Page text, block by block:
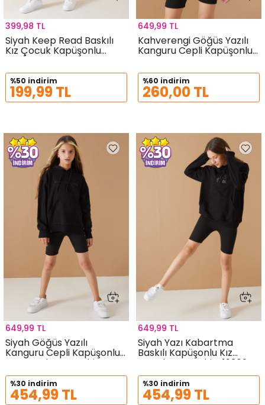
Siyah Keep Read Baskılı
Kız Çocuk Kapüşonlu
Sweatshirt 19357
399,98 TL
%50 indirim
199,99 TL
Kahverengi Göğüs Yazılı
Kanguru Cepli Kapüşonlu
Kız Çocuk Sweatshirt
19338
649,99 TL
%60 indirim
260,00 TL
Siyah Göğüs Yazılı
Kanguru Cepli Kapüşonlu
Kız Çocuk Sweatshirt
19336
649,99 TL
%30 indirim
454,99 TL
Siyah Yazı Kabartma
Baskılı Kapüşonlu Kız
Çocuk Sweatshirt 19309
649,99 TL
%30 indirim
454,99 TL